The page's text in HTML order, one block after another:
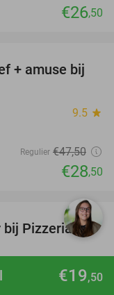
€19,50
€26,50
40%
+ amuse bij
9.5 star
Regulier €47,50
€28,50
42%
bij Pizzeria
9.0 star